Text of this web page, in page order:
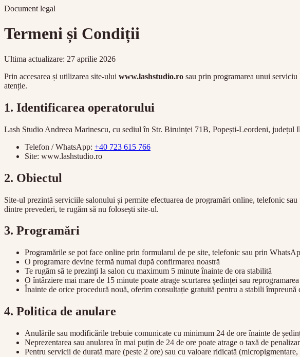
Document legal
Termeni și Condiții
Ultima actualizare: 27 aprilie 2026
Prin accesarea și utilizarea site-ului www.lashstudio.ro sau prin programarea unui serviciu
atenție.
1. Identificarea operatorului
Lash Studio Andreea Marinescu, cu sediul în Str. Biruinței 71B, Popești-Leordeni, județul
Telefon / WhatsApp: +40 723 615 766
Site: www.lashstudio.ro
2. Obiectul
Site-ul prezintă serviciile salonului și permite efectuarea de programări online, telefonic
dintre prevederi, te rugăm să nu folosești site-ul.
3. Programări
Programările se pot face online prin formularul de pe site, telefonic sau prin
O programare devine fermă numai după confirmarea noastră
Te rugăm să te prezinți la salon cu maximum 5 minute înainte de ora stabilită
O întârziere mai mare de 15 minute poate atrage scurtarea ședinței sau reprogramarea
Înainte de orice procedură nouă, oferim consultație gratuită pentru a stabili
4. Politica de anulare
Anulările sau modificările trebuie comunicate cu minimum 24 de ore înainte de
Neprezentarea sau anularea în mai puțin de 24 de ore poate atrage o taxă de
Pentru servicii de durată mare (peste 2 ore) sau cu valoare ridicată